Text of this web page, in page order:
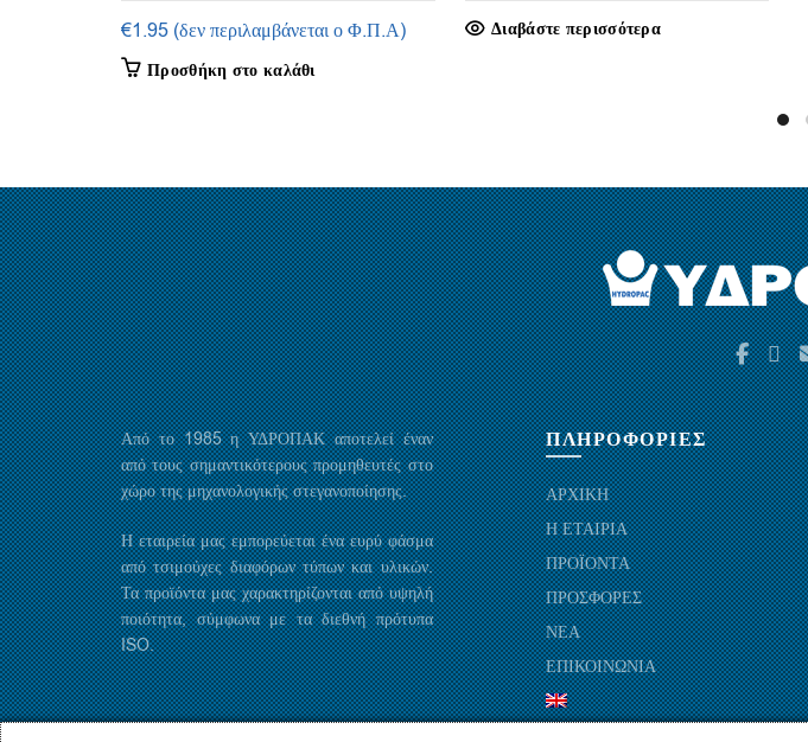
10τμ.)
€1.95 (δεν περιλαμβάνεται ο Φ.Π.Α)
Προσθήκη στο καλάθι
Διαβάστε περισσότερα
Από το 1985 η ΥΔΡΟΠΑΚ αποτελεί έναν
από τους σημαντικότερους προμηθευτές στο
χώρο της μηχανολογικής στεγανοποίησης.
Η εταιρεία μας εμπορεύεται ένα ευρύ φάσμα
από τσιμούχες διαφόρων τύπων και υλικών.
Τα προϊόντα μας χαρακτηρίζονται από υψηλή
ποιότητα, σύμφωνα με τα διεθνή πρότυπα
ISO.
ΠΛΗΡΟΦΟΡΙΕΣ
ΑΡΧΙΚΗ
Η ΕΤΑΙΡΙΑ
ΠΡΟΪΟΝΤΑ
ΠΡΟΣΦΟΡΕΣ
ΝΕΑ
ΕΠΙΚΟΙΝΩΝΙΑ